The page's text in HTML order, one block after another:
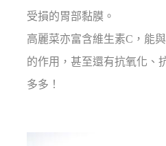
受損的胃部黏膜。
高麗菜亦富含維生素C，能
的作用，甚至還有抗氧化、
多多！